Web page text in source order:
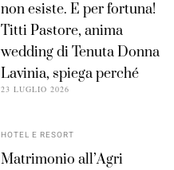
non esiste. E per fortuna!
Titti Pastore, anima
wedding di Tenuta Donna
Lavinia, spiega perché
23 LUGLIO 2026
HOTEL E RESORT
Matrimonio all’Agri